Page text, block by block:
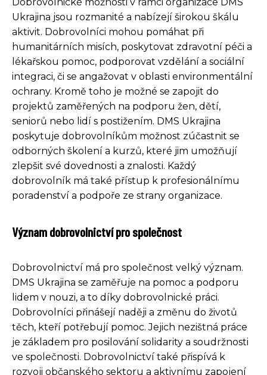
Ukrajina jsou rozmanité a nabízejí širokou škálu
aktivit. Dobrovolníci mohou pomáhat při
humanitárních misích, poskytovat zdravotní péči a
lékařskou pomoc, podporovat vzdělání a sociální
integraci, či se angažovat v oblasti environmentální
ochrany. Kromě toho je možné se zapojit do
projektů zaměřených na podporu žen, dětí,
seniorů nebo lidí s postižením. DMS Ukrajina
poskytuje dobrovolníkům možnost zúčastnit se
odborných školení a kurzů, které jim umožňují
zlepšit své dovednosti a znalosti. Každý
dobrovolník má také přístup k profesionálnímu
poradenství a podpoře ze strany organizace.
Význam dobrovolnictví pro společnost
Dobrovolnictví má pro společnost velký význam.
DMS Ukrajina se zaměřuje na pomoc a podporu
lidem v nouzi, a to díky dobrovolnické práci.
Dobrovolníci přinášejí naději a změnu do životů
těch, kteří potřebují pomoc. Jejich nezištná práce
je základem pro posilování solidarity a soudržnosti
ve společnosti. Dobrovolnictví také přispívá k
rozvoji občanského sektoru a aktivnímu zapojení